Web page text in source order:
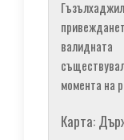
момента на
Карта: